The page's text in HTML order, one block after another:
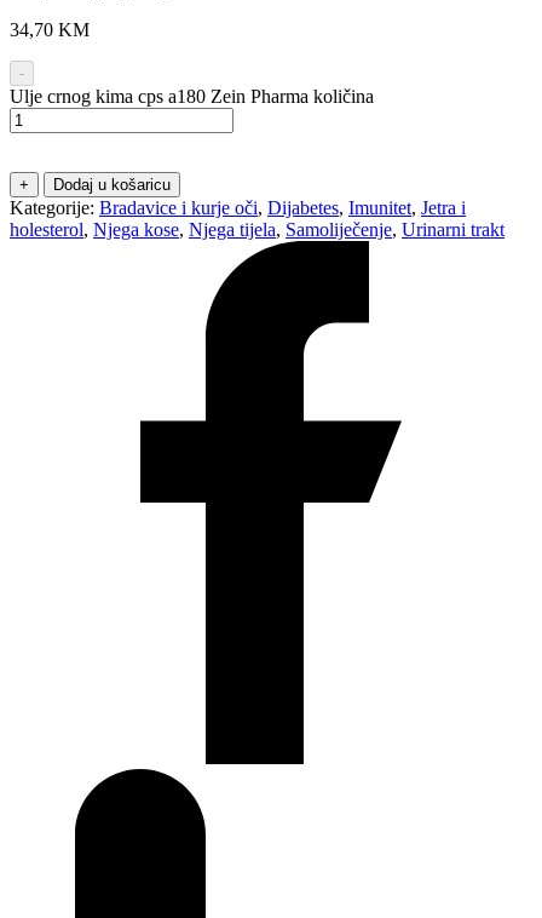
34,70 KM
-
Ulje crnog kima cps a180 Zein Pharma količina
+ Dodaj u košaricu
Kategorije: Bradavice i kurje oči, Dijabetes, Imunitet, Jetra i
holesterol, Njega kose, Njega tijela, Samoliječenje, Urinarni trakt